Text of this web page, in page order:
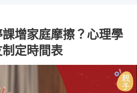
課增家庭摩擦？心理學
定時間表